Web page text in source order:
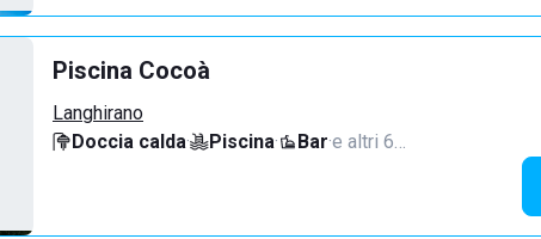
Piscina Cocoà
Langhirano
Doccia calda· Piscina· Bar·e altri 6…